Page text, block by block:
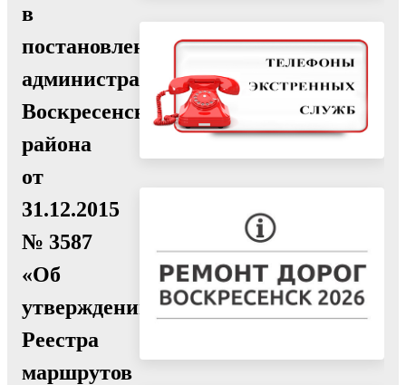
в
постановление
администрации
Воскресенского
района
от
31.12.2015
№ 3587
«Об
утверждении
Реестра
маршрутов